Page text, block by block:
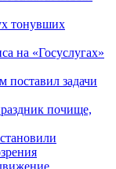
тонувших
на «Госуслугах»
поставил задачи
почище,